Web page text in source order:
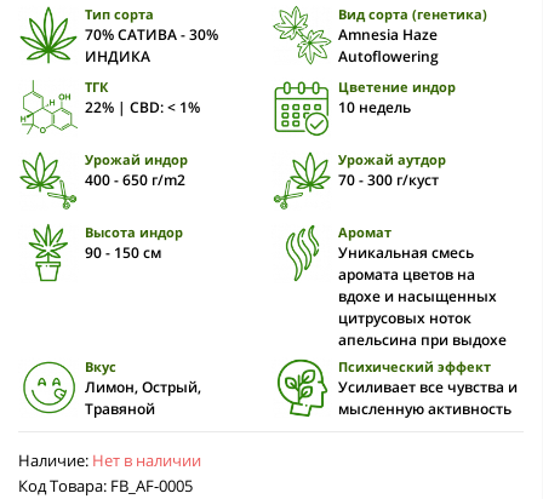
Наличие: Нет в наличии
Код Товара: FB_AF-0005
Тип сорта
70% САТИВА - 30%
ИНДИКА
Вид сорта (генетика)
Amnesia Haze
Autoflowering
ТГК
22% | CBD: < 1%
Цветение индор
10 недель
Урожай индор
400 - 650 г/m2
Урожай аутдор
70 - 300 г/куст
Высота индор
90 - 150 cм
Аромат
Уникальная смесь
аромата цветов на
вдохе и насыщенных
цитрусовых ноток
апельсина при выдохе
Вкус
Лимон, Острый,
Травяной
Психический эффект
Усиливает все чувства и
мысленную активность